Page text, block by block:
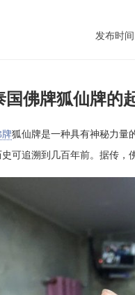
发布时间
国佛牌狐仙牌的
狐仙牌是一种具有神秘力量
可追溯到几百年前。据传，